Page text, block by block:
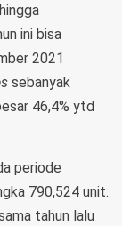
ini bisa
2021
sebanyak
46,4% ytd
periode
790,524 unit.
tahun lalu